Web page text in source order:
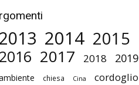
2014 2015
2017 2018 2019
chiesa Cina cordoglio